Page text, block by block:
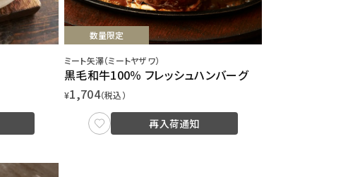
数量限定
ミート矢澤（ミートヤザワ）
黒毛和牛100％ フレッシュハンバーグ
¥1,704（税込）
再入荷通知